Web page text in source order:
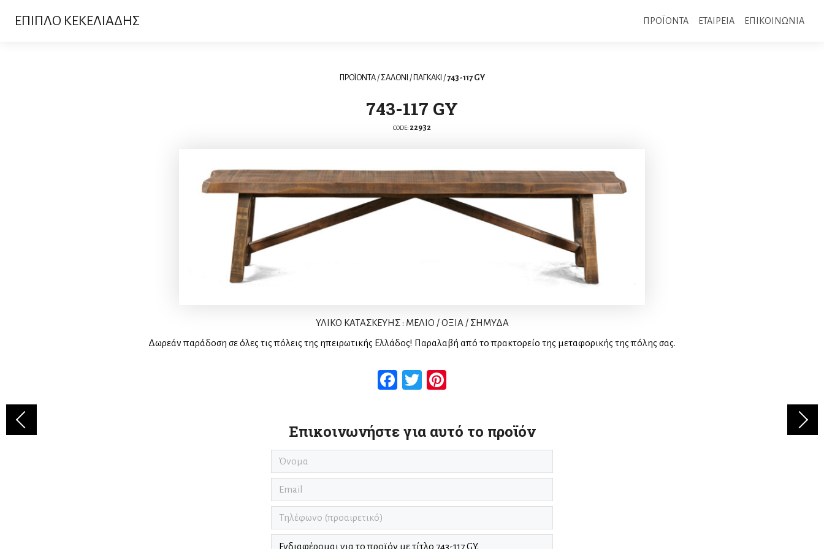
ΕΠΙΠΛΟ ΚΕΚΕΛΙΑΔΗΣ ΠΡΟΪΟΝΤΑ ΕΤΑΙΡΕΙΑ ΕΠΙΚΟΙΝΩΝΙΑ
ΠΡΟΪΟΝΤΑ/ ΣΑΛΟΝΙ / ΠΑΓΚΑΚΙ /743-117 GY
743-117 GY
CODE: 22932
ΥΛΙΚΟ ΚΑΤΑΣΚΕΥΗΣ : ΜΕΛΙΟ / ΟΞΙΑ / ΣΗΜΥΔΑ
Δωρεάν παράδοση σε όλες τις πόλεις της ηπειρωτικής Ελλάδος! Παραλαβή από το πρακτορείο της μεταφορικής της πόλης σας.
Facebook
Twitter
Επικοινωνήστε για αυτό το προϊόν